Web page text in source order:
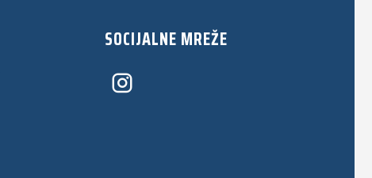
SOCIJALNE MREŽE